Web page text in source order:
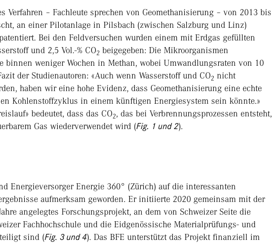
Verfahren – Fachleute sprechen von Geomethanisierung – von 2013 bis
an einer Pilotanlage in Pilsbach (zwischen Salzburg und Linz)
Bei den Feldversuchen wurden einem mit Erdgas gefüllten
und 2,5 Vol.-% CO2 beigegeben: Die Mikroorganismen
binnen weniger Wochen in Methan, wobei Umwandlungsraten von 10
der Studienautoren: «Auch wenn Wasserstoff und CO2 nicht
haben wir eine hohe Evidenz, dass Geomethanisierung eine echte
Kohlenstoffzyklus in einem künftigen Energiesystem sein könnte.»
bedeutet, dass das CO2, das bei Verbrennungsprozessen entsteht,
Gas wiederverwendet wird (Fig. 1 und 2).
Energieversorger Energie 360° (Zürich) auf die interessanten
aufmerksam geworden. Er initiierte 2020 gemeinsam mit der
angelegtes Forschungsprojekt, an dem von Schweizer Seite die
Fachhochschule und die Eidgenössische Materialprüfungs- und
sind (Fig. 3 und 4). Das BFE unterstützt das Projekt finanziell im